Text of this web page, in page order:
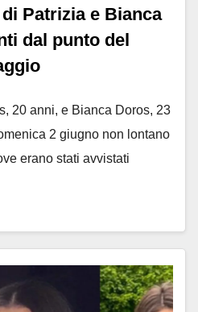
Patrizia e Bianca
dal punto del
20 anni, e Bianca Doros, 23
2 giugno non lontano
erano stati avvistati